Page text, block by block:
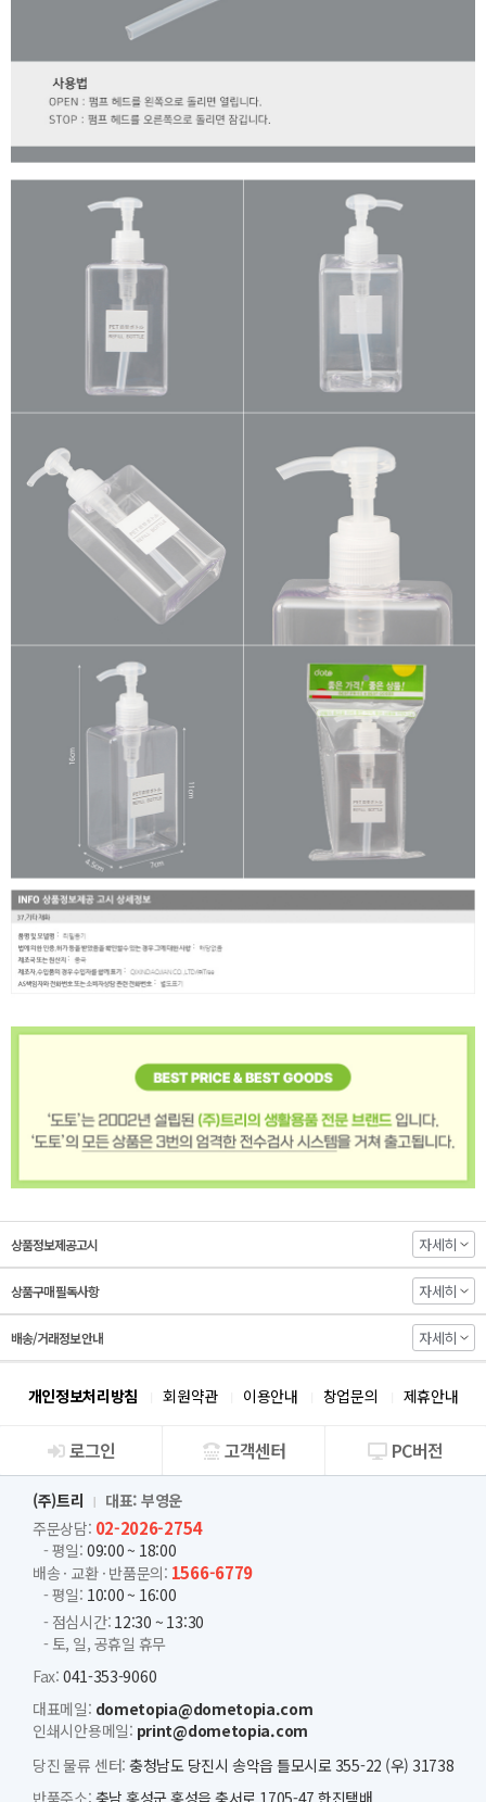
상품정보제공고시 자세히
상품구매 필독사항 자세히
배송/거래정보 안내 자세히
개인정보처리방침 회원약관 이용안내 창업문의 제휴안내
회사소개
로그인 고객센터 PC버전
(주)트리
대표: 부영운
주문상담: 02-2026-2754
- 평일: 09:00 ~ 18:00
배송 · 교환 · 반품문의: 1566-6779
- 평일: 10:00 ~ 16:00
- 점심시간: 12:30 ~ 13:30
- 토, 일, 공휴일 휴무
Fax: 041-353-9060
대표메일: dometopia@dometopia.com
인쇄시안용메일: print@dometopia.com
당진 물류 센터: 충청남도 당진시 송악읍 틀모시로 355-22 (우) 31738